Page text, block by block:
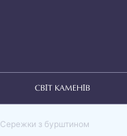
СВІТ КАМЕНІВ
Сережки з бурштином